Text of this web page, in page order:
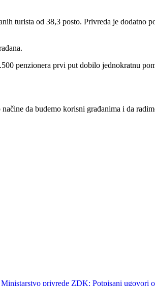
turista od 38,3 posto. Privreda je dodatno
penzionera prvi put dobilo jednokratnu
da budemo korisni građanima i da
privrede ZDK: Potpisani ugovori